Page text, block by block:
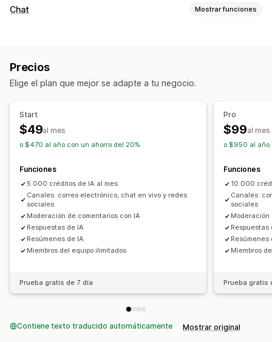
Canales
Respuesta automática
Resúmenes generados con IA
Venta de tickets
Etiquetas
Seguimiento de pedidos
Múltiples tiendas
Informes y estadísticas Informes
Chat Mostrar funciones
Redes sociales
Traducción en tiempo real
Informes y estadísticas del agente
Información útil de los clientes
Preguntas frecuentes
Respuestas rápidas
Actualizaciones de pedidos
Personalización
Color y fuente
Emojis y stickers
Horario de apertura
Botones del chat
Etiquetas
Precios
Elige el plan que mejor se adapte a tu negocio.
Start
$49al mes
o $470 al año con un ahorro del 20%
Funciones
5.000 créditos de IA al mes
Canales: correo electrónico, chat en vivo y redes
sociales
Moderación de comentarios con IA
Respuestas de IA
Resúmenes de IA
Miembros del equipo ilimitados
Prueba gratis de 7 día
Pro
$99al mes
o $950 al año
Funciones
10.000
Canales:
sociales
Moderación
Respuestas
Resúmenes
Miembros
Prueba gratis
Contiene texto traducido automáticamente Mostrar original